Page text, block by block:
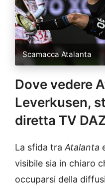
Scamacca Atalanta
Dove vedere
Leverkusen,
diretta TV
La sfida tra Atalanta
visibile sia in chiaro
occuparsi della